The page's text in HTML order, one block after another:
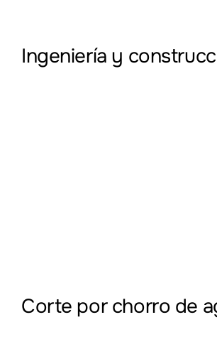
Ingeniería y
Corte por chorro de